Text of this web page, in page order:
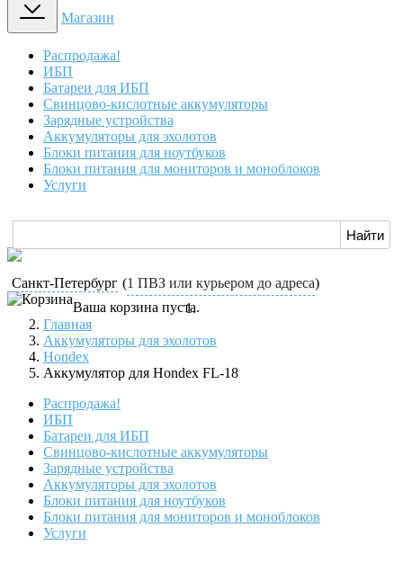
Магазин
Распродажа!
ИБП
Батареи для ИБП
Свинцово-кислотные аккумуляторы
Зарядные устройства
Аккумуляторы для эхолотов
Блоки питания для ноутбуков
Блоки питания для мониторов и моноблоков
Услуги
Санкт-Петербург (1 ПВЗ или курьером до адреса)
Ваша корзина пуста.
Главная
Аккумуляторы для эхолотов
Hondex
Аккумулятор для Hondex FL-18
Распродажа!
ИБП
Батареи для ИБП
Свинцово-кислотные аккумуляторы
Зарядные устройства
Аккумуляторы для эхолотов
Блоки питания для ноутбуков
Блоки питания для мониторов и моноблоков
Услуги